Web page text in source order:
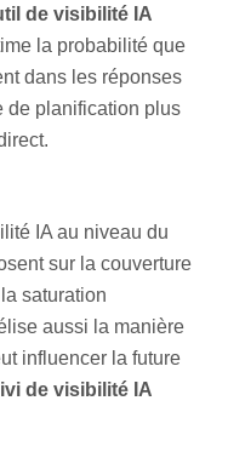
de visibilité IA
la probabilité que
dans les réponses
de planification plus
IA au niveau du
sur la couverture
saturation
aussi la manière
influencer la future
de visibilité IA